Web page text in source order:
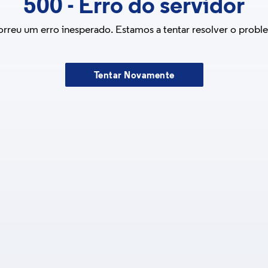
500 - Erro do servidor
um erro inesperado. Estamos a tentar resolver o
Tentar Novamente